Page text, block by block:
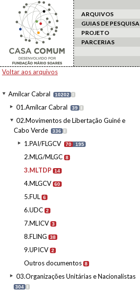
ARQUIVOS
GUIAS DE PESQUISA
PROJETO
PARCERIAS
Voltar aos arquivos
Amílcar Cabral 10202 I
01.Amílcar Cabral 39 I
02.Movimentos de Libertação Guiné e
Cabo Verde
336 I
1.PAI/FLGCV 70 195
2.MLG/MLGC 8
3.MLTDP 14
4.MLGCV 60
5.FUL 6
6.UDC 2
7.MLICV 3
8.FLING 38
9.UPICV 2
Outros documentos 8
03.Organizações Unitárias e Nacionalistas
304 I